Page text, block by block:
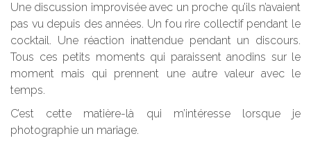
Une discussion improvisée avec un proche qu’ils n’avaient
pas vu depuis des années. Un fou rire collectif pendant le
cocktail. Une réaction inattendue pendant un discours.
Tous ces petits moments qui paraissent anodins sur le
moment mais qui prennent une autre valeur avec le
temps.
C’est cette matière-là qui m’intéresse lorsque je
photographie un mariage.